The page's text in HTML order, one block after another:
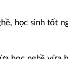
học sinh tốt